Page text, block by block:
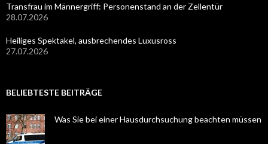
Transfrau im Männergriff: Personenstand an der Zellentür
28.07.2026
Heiliges Spektakel, ausbrechendes Luxusross
27.07.2026
BELIEBTESTE BEITRÄGE
Was Sie bei einer Hausdurchsuchung beachten müssen